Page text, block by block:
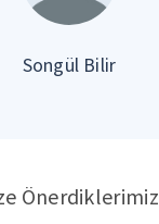
Songül Bilir
Önerdiklerimiz